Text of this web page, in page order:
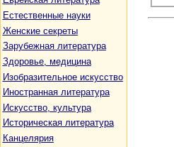
Естественные науки
Женские секреты
Зарубежная литература
Здоровье, медицина
Изобразительное искусство
Иностранная литература
Искусство, культура
Историческая литература
Канцелярия